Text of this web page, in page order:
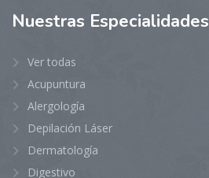
Nuestras Especialidades
Ver todas
Acupuntura
Alergología
Depilación Láser
Dermatología
Digestivo